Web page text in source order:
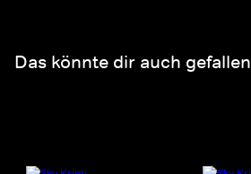
Das könnte dir auch gefallen